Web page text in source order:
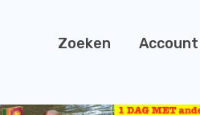
Zoeken Account